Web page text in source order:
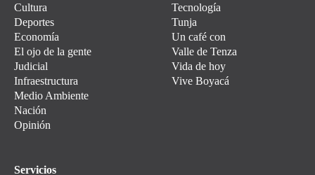
Cultura
Deportes
Economía
El ojo de la gente
Judicial
Infraestructura
Medio Ambiente
Nación
Opinión
Tecnología
Tunja
Un café con
Valle de Tenza
Vida de hoy
Vive Boyacá
Servicios